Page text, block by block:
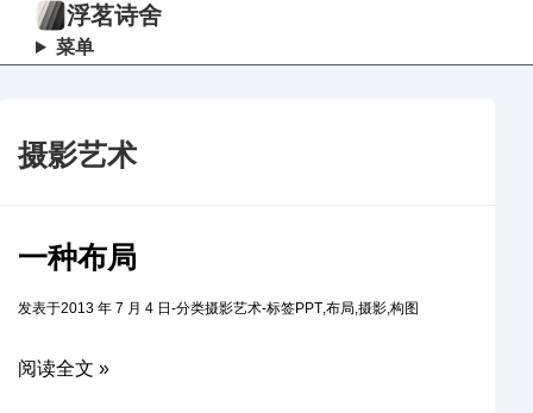
浮茗诗舍
菜单
摄影艺术
一种布局
发表于2013 年 7 月 4 日 -分类摄影艺术-标签PPT,布局,摄影,构图
阅读全文 »